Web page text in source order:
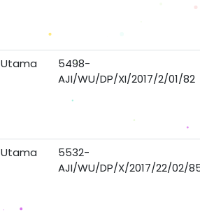
Utama
5498-
AJI/WU/DP/XI/2017/2/01/82
Utama
5532-
AJI/WU/DP/X/2017/22/02/